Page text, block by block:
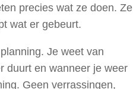
precies wat ze doen. Ze
wat er gebeurt.
Je weet van
duurt en wanneer je weer
Geen verrassingen,